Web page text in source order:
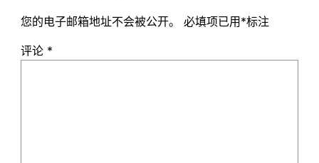
您的电子邮箱地址不会被公开。 必填项已用*标注
评论 *